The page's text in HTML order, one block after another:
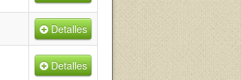
Detalles
Detalles